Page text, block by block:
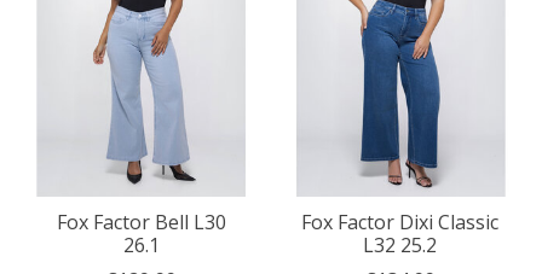
Fox Factor Bell L30
26.1
Fox Factor Dixi Classic
L32 25.2